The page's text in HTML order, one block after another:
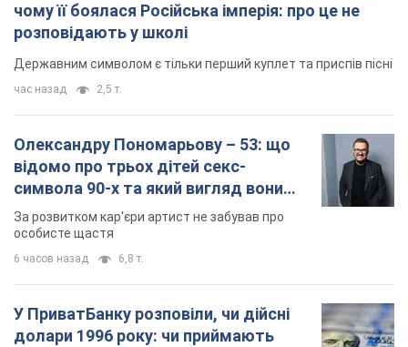
чому її боялася Російська імперія: про це не
розповідають у школі
Державним символом є тільки перший куплет та приспів пісні
час назад 2,5 т.
Олександру Пономарьову – 53: що
відомо про трьох дітей секс-
символа 90-х та який вигляд вони
мають
За розвитком кар'єри артист не забував про
особисте щастя
6 часов назад 6,8 т.
У ПриватБанку розповіли, чи дійсні
долари 1996 року: чи приймають